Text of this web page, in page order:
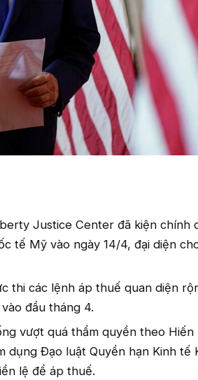
Justice Center đã kiện chính
tế Mỹ vào ngày 14/4, đại diện
thi các lệnh áp thuế quan diện
đầu tháng 4.
vượt quá thẩm quyền theo
dụng Đạo luật Quyền hạn Kinh tế
lệ để áp thuế.